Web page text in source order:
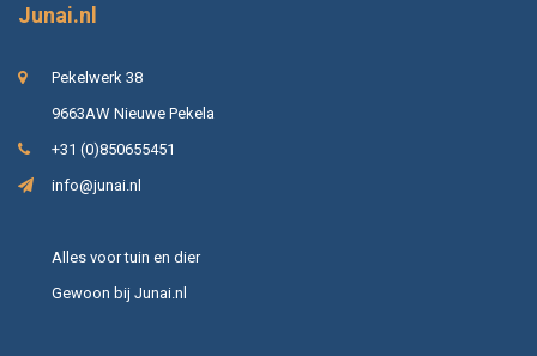
Junai.nl
Pekelwerk 38
9663AW Nieuwe Pekela
+31 (0)850655451
info@junai.nl
Alles voor tuin en dier
Gewoon bij Junai.nl